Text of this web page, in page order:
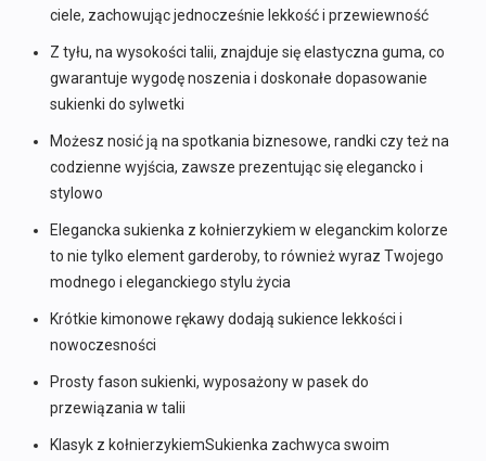
ciele, zachowując jednocześnie lekkość i przewiewność
Z tyłu, na wysokości talii, znajduje się elastyczna guma, co
gwarantuje wygodę noszenia i doskonałe dopasowanie
sukienki do sylwetki
Możesz nosić ją na spotkania biznesowe, randki czy też na
codzienne wyjścia, zawsze prezentując się elegancko i
stylowo
Elegancka sukienka z kołnierzykiem w eleganckim kolorze
to nie tylko element garderoby, to również wyraz Twojego
modnego i eleganckiego stylu życia
Krótkie kimonowe rękawy dodają sukience lekkości i
nowoczesności
Prosty fason sukienki, wyposażony w pasek do
przewiązania w talii
Klasyk z kołnierzykiemSukienka zachwyca swoim